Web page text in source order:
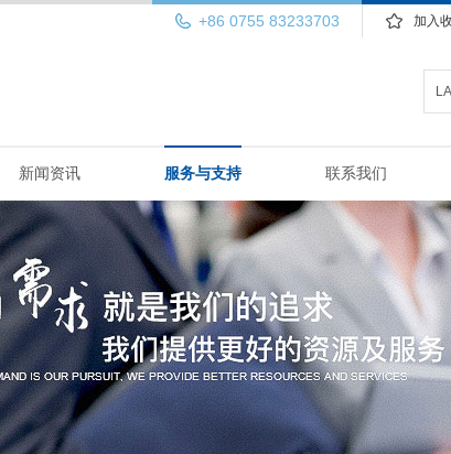
加入
+86 0755 83233703
新闻资讯 服务与支持 联系我们